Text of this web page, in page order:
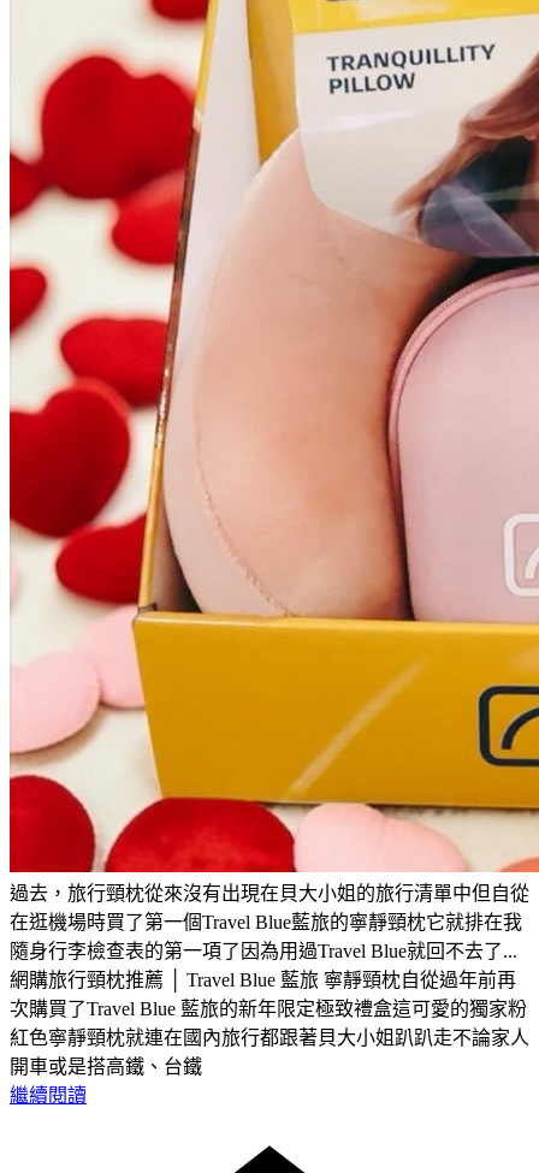
過去，旅行頸枕從來沒有出現在貝大小姐的旅行清單中但自從
在逛機場時買了第一個Travel Blue藍旅的寧靜頸枕它就排在我
隨身行李檢查表的第一項了因為用過Travel Blue就回不去了...
網購旅行頸枕推薦 │ Travel Blue 藍旅 寧靜頸枕自從過年前再
次購買了Travel Blue 藍旅的新年限定極致禮盒這可愛的獨家粉
紅色寧靜頸枕就連在國內旅行都跟著貝大小姐趴趴走不論家人
開車或是搭高鐵、台鐵
繼續閱讀